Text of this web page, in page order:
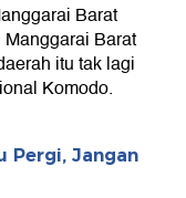
Barat
Barat
itu tak lagi
Komodo.
Pergi, Jangan